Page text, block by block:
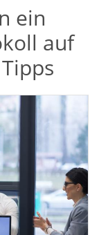
ein
auf